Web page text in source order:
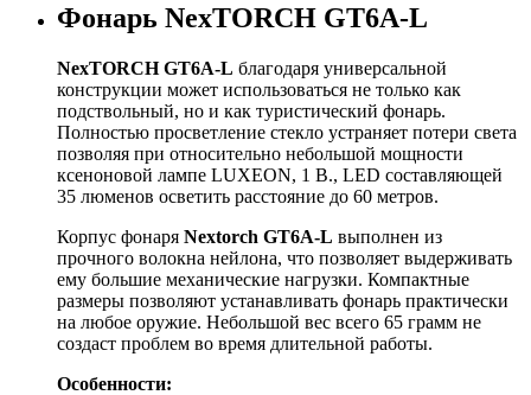
Фонарь NexTORCH GT6A-L
NexTORCH GT6A-L благодаря универсальной
конструкции может использоваться не только как
подствольный, но и как туристический фонарь.
Полностью просветление стекло устраняет потери света
позволяя при относительно небольшой мощности
ксеноновой лампе LUXEON, 1 В., LED составляющей
35 люменов осветить расстояние до 60 метров.
Корпус фонаря Nextorch GT6A-L выполнен из
прочного волокна нейлона, что позволяет выдерживать
ему большие механические нагрузки. Компактные
размеры позволяют устанавливать фонарь практически
на любое оружие. Небольшой вес всего 65 грамм не
создаст проблем во время длительной работы.
Особенности: